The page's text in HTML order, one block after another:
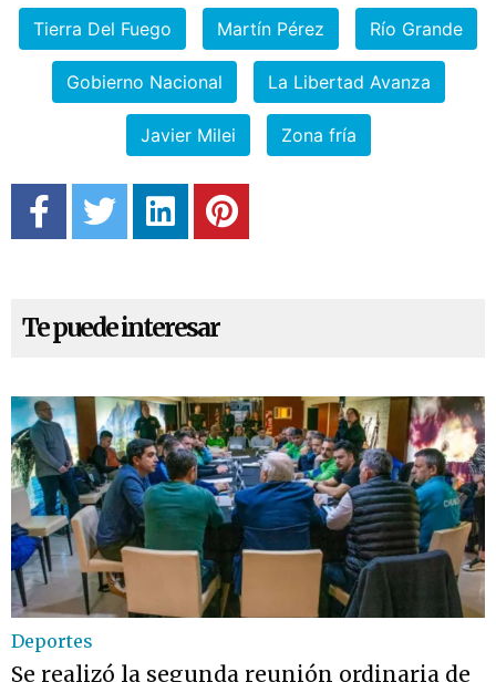
Tierra Del Fuego Martín Pérez Río Grande
Gobierno Nacional La Libertad Avanza
Javier Milei Zona fría
Te puede interesar
Deportes
Se realizó la segunda reunión ordinaria de